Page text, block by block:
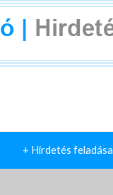
+ Hirdetés feladása